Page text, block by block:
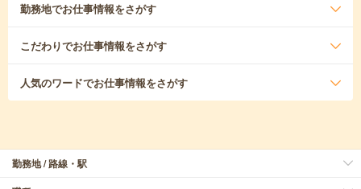
勤務地でお仕事情報をさがす
こだわりでお仕事情報をさがす
人気のワードでお仕事情報をさがす
勤務地 / 路線・駅